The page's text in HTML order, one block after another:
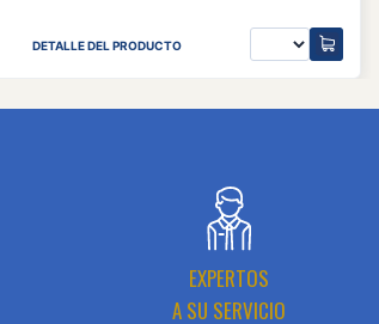
DETALLE DEL PRODUCTO
EXPERTOS
A SU SERVICIO